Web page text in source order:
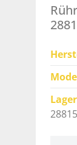
28815